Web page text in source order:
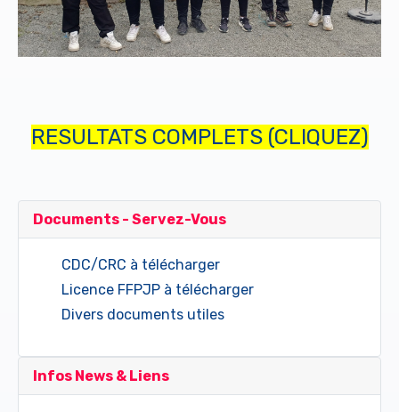
RESULTATS COMPLETS (CLIQUEZ)
Documents - Servez-Vous
CDC/CRC à télécharger
Licence FFPJP à télécharger
Divers documents utiles
Infos News & Liens